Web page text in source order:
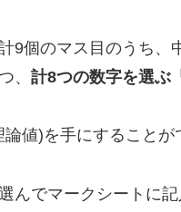
9個のマス目のうち
、 計8つの数字を選ぶ
論値)を手にすることが
んでマークシートに